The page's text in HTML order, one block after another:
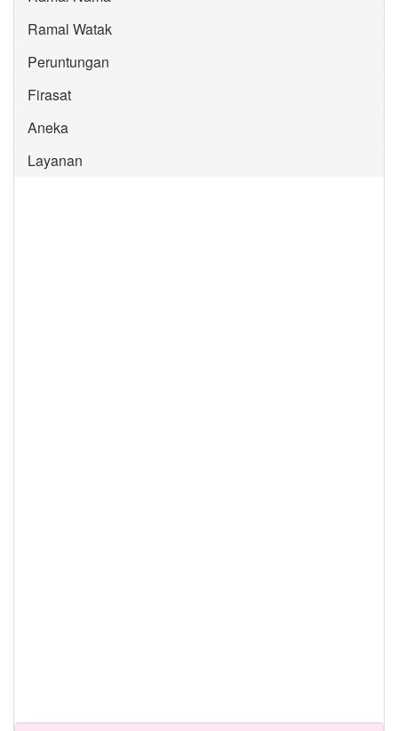
Ramal Watak
Peruntungan
Firasat
Aneka
Layanan